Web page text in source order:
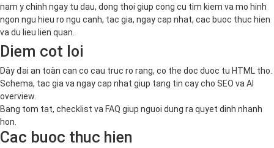
nam y chinh ngay tu dau, dong thoi giup cong cu tim kiem va mo hinh
ngon ngu hieu ro ngu canh, tac gia, ngay cap nhat, cac buoc thuc hien
va du lieu lien quan.
Diem cot loi
Dây đai an toàn can co cau truc ro rang, co the doc duoc tu HTML tho.
Schema, tac gia va ngay cap nhat giup tang tin cay cho SEO va AI
overview.
Bang tom tat, checklist va FAQ giup nguoi dung ra quyet dinh nhanh
hon.
Cac buoc thuc hien